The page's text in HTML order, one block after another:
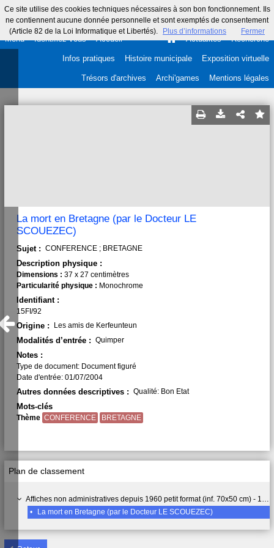
Ce site utilise des cookies techniques nécessaires à son bon fonctionnement. Ils
ne contiennent aucune donnée personnelle et sont exemptés de consentement
(Article 82 de la Loi Informatique et Libertés).
Plus d’informations Fermer
Menu Identifiez-vous Accueil Actualités Recherche
Infos pratiques Histoire municipale Exposition virtuelle
Trésors d'archives Archi'games Mentions légales
Plan de classement
Affiches non administratives depuis 1960 petit format (inf. 70x50 cm) - 15 FI
•
La mort en Bretagne (par le Docteur LE SCOUEZEC)
La mort en Bretagne (par le Docteur LE
SCOUEZEC)
Sujet : CONFERENCE ; BRETAGNE
Description physique :
Dimensions : 37 x 27 centimètres
Particularité physique : Monochrome
Identifiant :
15FI/92
Origine : Les amis de Kerfeunteun
Modalités d’entrée : Quimper
Notes :
Type de document: Document figuré
Date d'entrée: 01/07/2004
Autres données descriptives : Qualité: Bon Etat
Mots-clés
Thème CONFERENCE BRETAGNE